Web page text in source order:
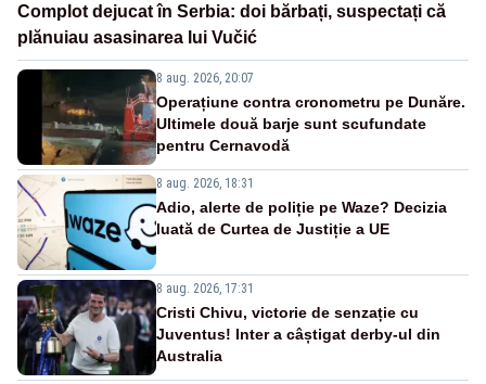
Complot dejucat în Serbia: doi bărbați, suspectați că
plănuiau asasinarea lui Vučić
8 aug. 2026, 20:07
Operațiune contra cronometru pe Dunăre.
Ultimele două barje sunt scufundate
pentru Cernavodă
8 aug. 2026, 18:31
Adio, alerte de poliție pe Waze? Decizia
luată de Curtea de Justiție a UE
8 aug. 2026, 17:31
Cristi Chivu, victorie de senzație cu
Juventus! Inter a câștigat derby-ul din
Australia